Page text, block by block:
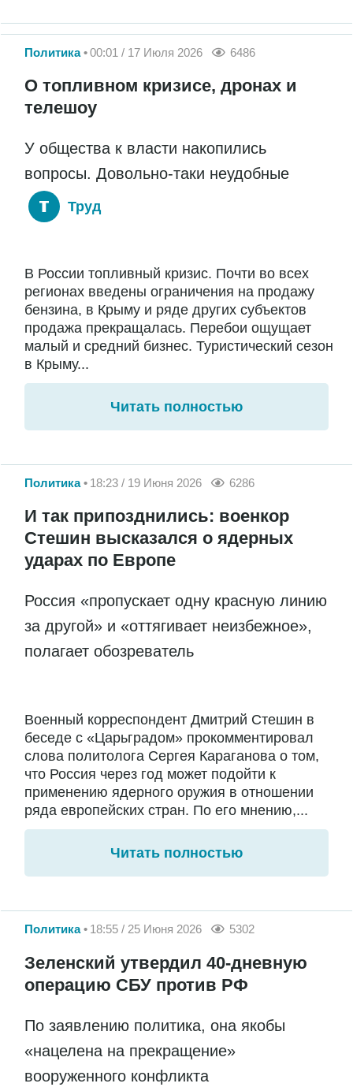
Политика 00:01 / 17 Июля 2026 6486
О топливном кризисе, дронах и
телешоу
У общества к власти накопились
вопросы. Довольно-таки неудобные
Труд
В России топливный кризис. Почти во всех
регионах введены ограничения на продажу
бензина, в Крыму и ряде других субъектов
продажа прекращалась. Перебои ощущает
малый и средний бизнес. Туристический сезон
в Крыму...
Читать полностью
Политика 18:23 / 19 Июня 2026 6286
И так припозднились: военкор
Стешин высказался о ядерных
ударах по Европе
Россия «пропускает одну красную линию
за другой» и «оттягивает неизбежное»,
полагает обозреватель
Военный корреспондент Дмитрий Стешин в
беседе с «Царьградом» прокомментировал
слова политолога Сергея Караганова о том,
что Россия через год может подойти к
применению ядерного оружия в отношении
ряда европейских стран. По его мнению,...
Читать полностью
Политика 18:55 / 25 Июня 2026 5302
Зеленский утвердил 40-дневную
операцию СБУ против РФ
По заявлению политика, она якобы
«нацелена на прекращение»
вооруженного конфликта